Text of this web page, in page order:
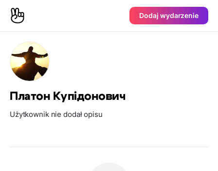
Dodaj wydarzenie
Платон Купідонович
Użytkownik nie dodał opisu